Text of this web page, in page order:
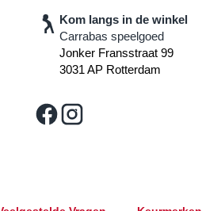
Kom langs in de winkel
Carrabas speelgoed
Jonker Fransstraat 99
3031 AP Rotterdam